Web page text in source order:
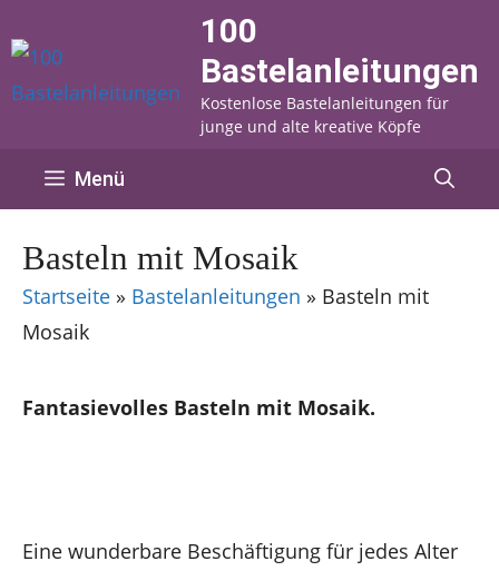
Inhalt
springen
100
Bastelanleitungen
Kostenlose Bastelanleitungen für
junge und alte kreative Köpfe
Menü
Basteln mit Mosaik
Startseite » Bastelanleitungen » Basteln mit
Mosaik
Fantasievolles Basteln mit Mosaik.
Eine wunderbare Beschäftigung für jedes Alter